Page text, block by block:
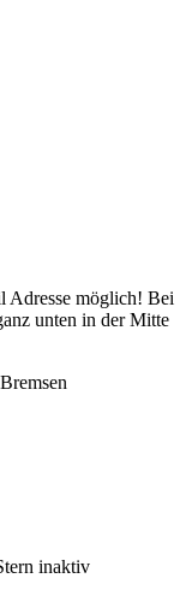
Adresse möglich! Bei
unten in der Mitte
Bremsen